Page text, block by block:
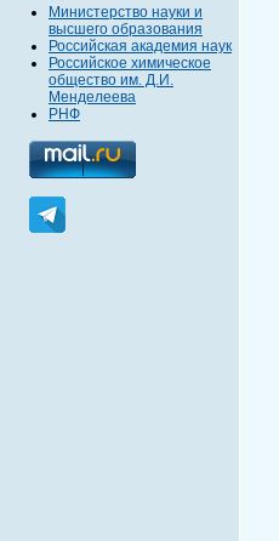
Министерство науки и
высшего образования
Российская академия наук
Российское химическое
общество им. Д.И.
Менделеева
РНФ